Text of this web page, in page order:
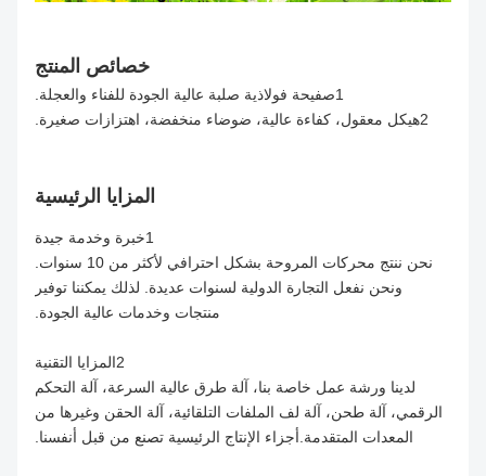
خصائص المنتج
المزايا الرئيسية
نحن ننتج محركات المروحة بشكل احترافي لأكثر من 10 سنوات.
ونحن نفعل التجارة الدولية لسنوات عديدة. لذلك يمكننا توفير
منتجات وخدمات عالية الجودة.
لدينا ورشة عمل خاصة بنا، آلة طرق عالية السرعة، آلة التحكم
الرقمي، آلة طحن، آلة لف الملفات التلقائية، آلة الحقن وغيرها من
المعدات المتقدمة.أجزاء الإنتاج الرئيسية تصنع من قبل أنفسنا.